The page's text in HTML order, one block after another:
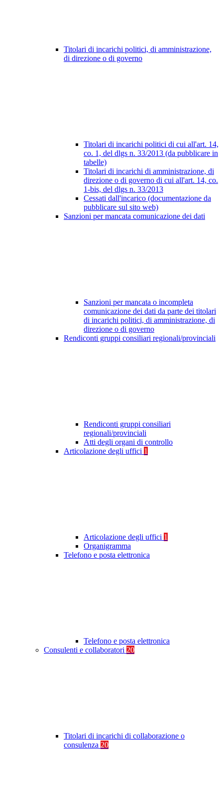
Titolari di incarichi politici, di amministrazione,
di direzione o di governo
Titolari di incarichi politici di cui all'art. 14,
co. 1, del dlgs n. 33/2013 (da pubblicare in
tabelle)
Titolari di incarichi di amministrazione, di
direzione o di governo di cui all'art. 14, co.
1-bis, del dlgs n. 33/2013
Cessati dall'incarico (documentazione da
pubblicare sul sito web)
Sanzioni per mancata comunicazione dei dati
Sanzioni per mancata o incompleta
comunicazione dei dati da parte dei titolari
di incarichi politici, di amministrazione, di
direzione o di governo
Rendiconti gruppi consiliari regionali/provinciali
Rendiconti gruppi consiliari
regionali/provinciali
Atti degli organi di controllo
Articolazione degli uffici 1
Articolazione degli uffici 1
Organigramma
Telefono e posta elettronica
Telefono e posta elettronica
Consulenti e collaboratori 20
Titolari di incarichi di collaborazione o
consulenza 20